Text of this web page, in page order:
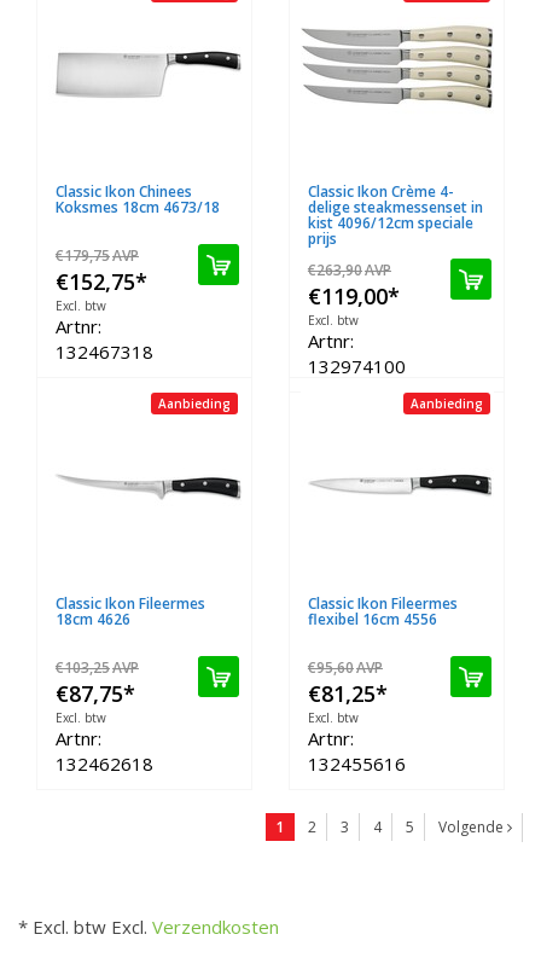
Classic Ikon Chinees
Koksmes 18cm 4673/18
€179,75AVP
€152,75*
Excl. btw
Artnr:
132467318
Classic Ikon Crème 4-
delige steakmessenset in
kist 4096/12cm speciale
prijs
€263,90AVP
€119,00*
Excl. btw
Artnr:
132974100
Aanbieding
Classic Ikon Fileermes
18cm 4626
€103,25AVP
€87,75*
Excl. btw
Artnr:
132462618
Aanbieding
Classic Ikon Fileermes
flexibel 16cm 4556
€95,60AVP
€81,25*
Excl. btw
Artnr:
132455616
1 2 3 4 5 Volgende
* Excl. btw Excl. Verzendkosten